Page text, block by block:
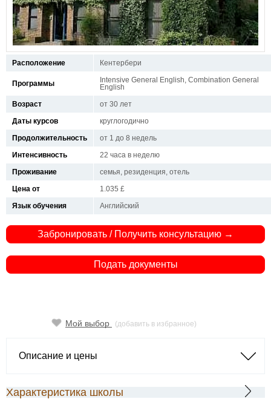
Расположение Кентербери
Программы
Intensive General English, Combination General
English
Возраст
от 30 лет
Даты курсов
круглогодично
Продолжительность
от 1 до 8 недель
Интенсивность
22 часа в неделю
Проживание
семья, резиденция, отель
Цена от
1.035 £
Язык обучения
Английский
Забронировать / Получить консультацию →
Подать документы
Мой выбор (добавить в избранное)
Описание и цены
Характеристика школы